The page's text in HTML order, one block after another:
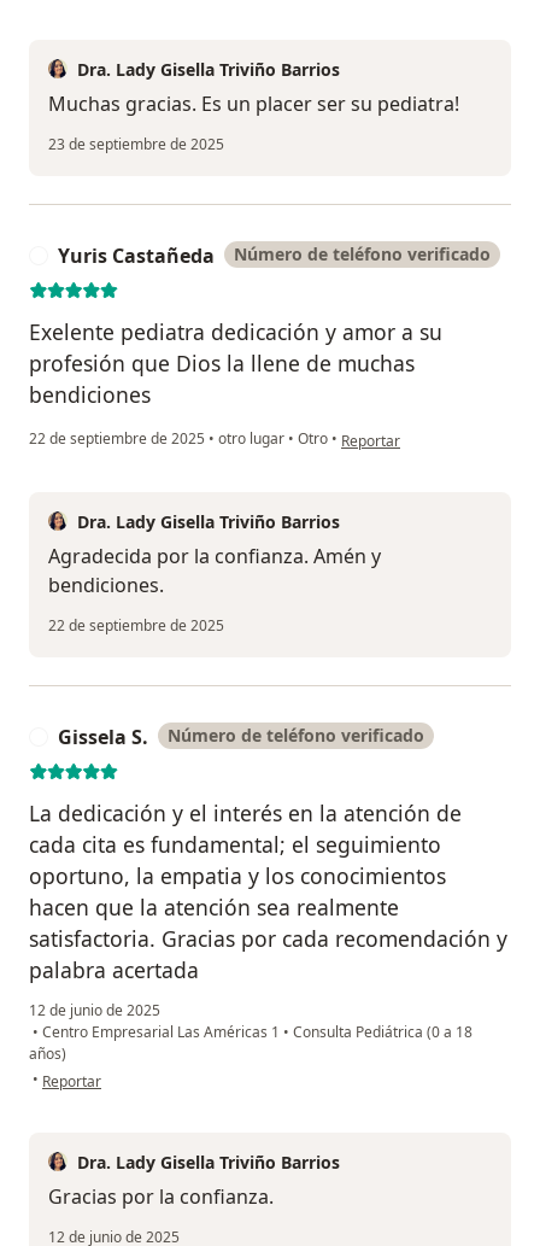
Dra. Lady Gisella Triviño Barrios
Muchas gracias. Es un placer ser su pediatra!
23 de septiembre de 2025
Yuris Castañeda Número de teléfono verificado
Exelente pediatra dedicación y amor a su
profesión que Dios la llene de muchas
bendiciones
22 de septiembre de 2025 • otro lugar • Otro • en opinión del usuario Yuris
Reportar
Dra. Lady Gisella Triviño Barrios
Agradecida por la confianza. Amén y
bendiciones.
22 de septiembre de 2025
Gissela S. Número de teléfono verificado
La dedicación y el interés en la atención de
cada cita es fundamental; el seguimiento
oportuno, la empatia y los conocimientos
hacen que la atención sea realmente
satisfactoria. Gracias por cada recomendación y
palabra acertada
12 de junio de 2025
• Centro Empresarial Las Américas 1 • Consulta Pediátrica (0 a 18
años)
• en opinión del usuario Gissela S.
Reportar
Dra. Lady Gisella Triviño Barrios
Gracias por la confianza.
12 de junio de 2025